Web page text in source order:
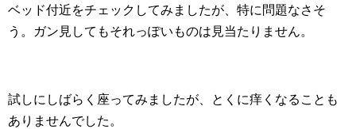
ベッド付近をチェックしてみましたが、特に問題なさそ
う。ガン見してもそれっぽいものは見当たりません。
試しにしばらく座ってみましたが、とくに痒くなることも
ありませんでした。